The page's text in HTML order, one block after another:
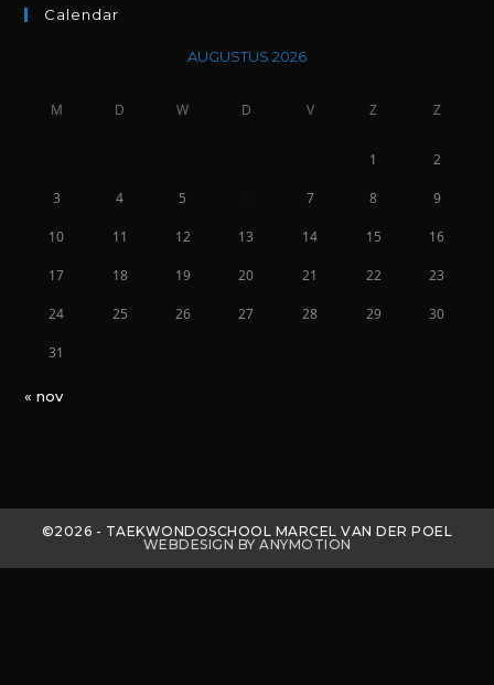
Calendar
AUGUSTUS 2026
M D W D V Z Z
1 2
3 4 5 7 8 9
10 11 12 13 14 15 16
17 18 19 20 21 22 23
24 25 26 27 28 29 30
31
« nov
©2026 - TAEKWONDOSCHOOL MARCEL VAN DER POEL
WEBDESIGN BY ANYMOTION